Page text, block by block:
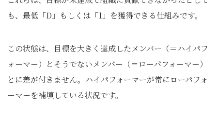
も、最低「D」もしくは「1」を獲得できる仕組みです。
この状態は、目標を大きく達成したメンバー（＝ハイパフ
ォーマー）とそうでないメンバー（＝ローパフォーマー）
とに差が付きません。ハイパフォーマーが常にローパフォ
ーマーを補填している状況です。